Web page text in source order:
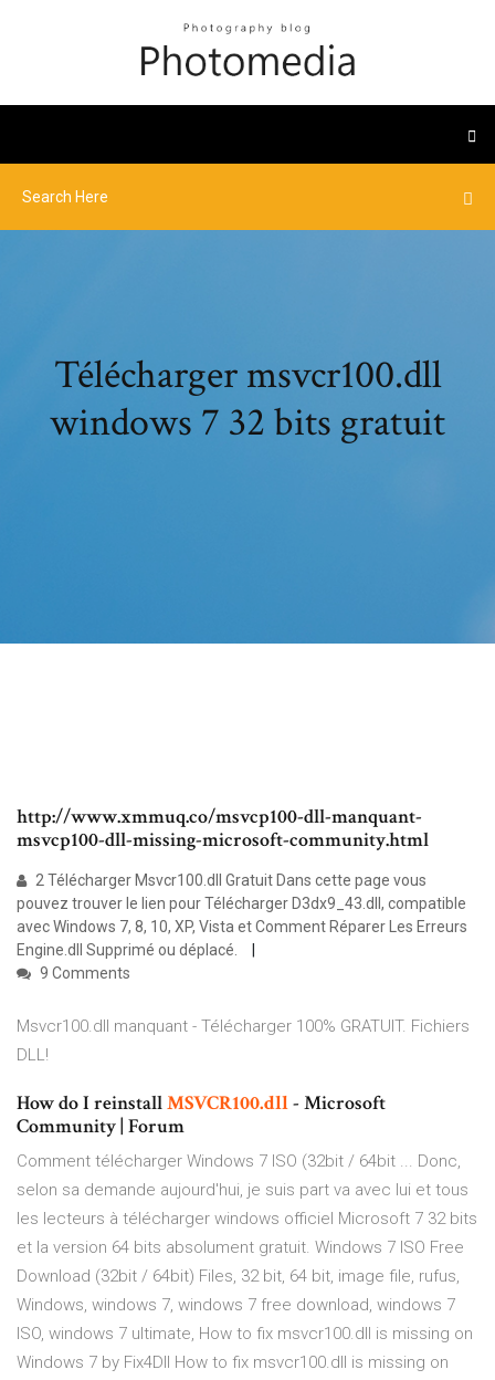
Télécharger msvcr100.dll
windows 7 32 bits gratuit
http://www.xmmuq.co/msvcp100-dll-manquant-
msvcp100-dll-missing-microsoft-community.html
2 Télécharger Msvcr100.dll Gratuit Dans cette page vous
pouvez trouver le lien pour Télécharger D3dx9_43.dll, compatible
avec Windows 7, 8, 10, XP, Vista et Comment Réparer Les Erreurs
Engine.dll Supprimé ou déplacé.
9 Comments
Msvcr100.dll manquant - Télécharger 100% GRATUIT. Fichiers
DLL!
How do I reinstallMSVCR100.dll- Microsoft
Community | Forum
Comment télécharger Windows 7 ISO (32bit / 64bit ... Donc,
selon sa demande aujourd'hui, je suis part va avec lui et tous
les lecteurs à télécharger windows officiel Microsoft 7 32 bits
et la version 64 bits absolument gratuit. Windows 7 ISO Free
Download (32bit / 64bit) Files, 32 bit, 64 bit, image file, rufus,
Windows, windows 7, windows 7 free download, windows 7
ISO, windows 7 ultimate, How to fix msvcr100.dll is missing on
Windows 7 by Fix4Dll How to fix msvcr100.dll is missing on